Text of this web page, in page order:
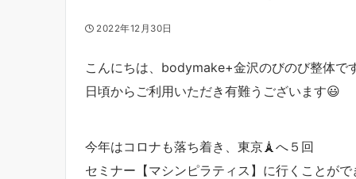
2022年12月30日
こんにちは、bodymake+金沢のびのび整体で
日頃からご利用いただき有難うございます😃
今年はコロナも落ち着き、東京🗼へ５回
セミナー【マシンピラティス】に行くことが